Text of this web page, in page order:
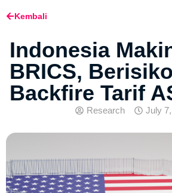
Kembali
Indonesia
BRICS, Berisiko
Backfire Tarif
Research July